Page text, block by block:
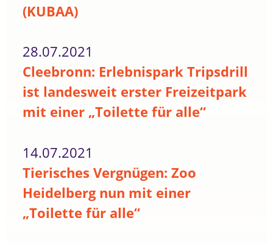
(KUBAA)
28.07.2021
Cleebronn: Erlebnispark Tripsdrill
ist landesweit erster Freizeitpark
mit einer „Toilette für alle“
14.07.2021
Tierisches Vergnügen: Zoo
Heidelberg nun mit einer
„Toilette für alle“